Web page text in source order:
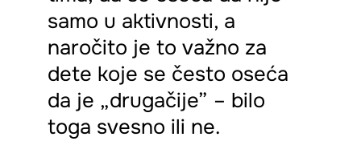
samo u aktivnosti, a
naročito je to važno za
dete koje se često oseća
da je „drugačije” – bilo
toga svesno ili ne.